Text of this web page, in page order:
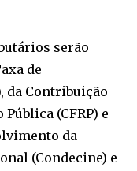
serão
de
da Contribuição
(CFRP) e
da
(Condecine) e